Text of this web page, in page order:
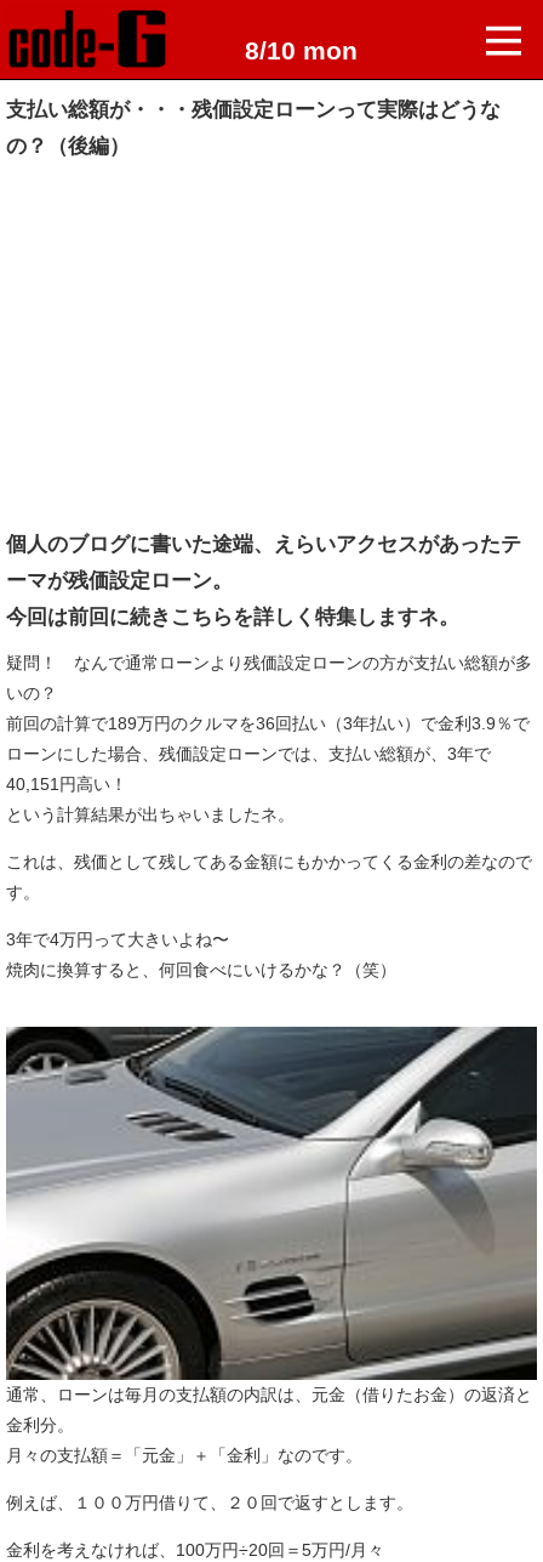
8/10 mon
支払い総額が・・・残価設定ローンって実際はどうな
の？（後編）
個人のブログに書いた途端、えらいアクセスがあったテ
ーマが残価設定ローン。
今回は前回に続きこちらを詳しく特集しますネ。
疑問！ なんで通常ローンより残価設定ローンの方が支払い総額が多
いの？
前回の計算で189万円のクルマを36回払い（3年払い）で金利3.9％で
ローンにした場合、残価設定ローンでは、支払い総額が、 3年で
40,151円高い！
という計算結果が出ちゃいましたネ。
これは、残価として残してある金額にもかかってくる金利の差なので
す。
3年で4万円って大きいよね〜
焼肉に換算すると、何回食べにいけるかな？（笑）
通常、ローンは毎月の支払額の内訳は、元金（借りたお金）の返済と
金利分。
月々の支払額＝「元金」＋「金利」なのです。
例えば、１００万円借りて、２０回で返すとします。
金利を考えなければ、100万円÷20回＝5万円/月々